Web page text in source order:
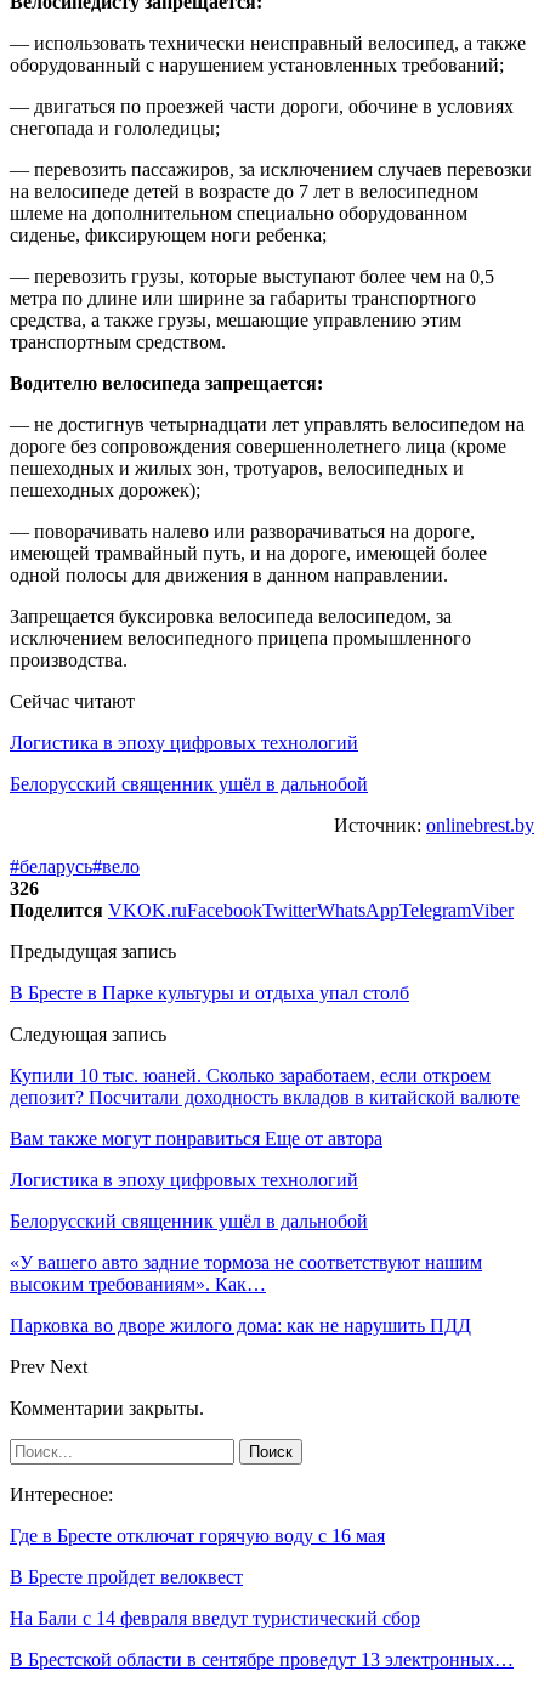
— использовать технически неисправный велосипед, а также
оборудованный с нарушением установленных требований;
— двигаться по проезжей части дороги, обочине в условиях
снегопада и гололедицы;
— перевозить пассажиров, за исключением случаев перевозки
на велосипеде детей в возрасте до 7 лет в велосипедном
шлеме на дополнительном специально оборудованном
сиденье, фиксирующем ноги ребенка;
— перевозить грузы, которые выступают более чем на 0,5
метра по длине или ширине за габариты транспортного
средства, а также грузы, мешающие управлению этим
транспортным средством.
Водителю велосипеда запрещается:
— не достигнув четырнадцати лет управлять велосипедом на
дороге без сопровождения совершеннолетнего лица (кроме
пешеходных и жилых зон, тротуаров, велосипедных и
пешеходных дорожек);
— поворачивать налево или разворачиваться на дороге,
имеющей трамвайный путь, и на дороге, имеющей более
одной полосы для движения в данном направлении.
Запрещается буксировка велосипеда велосипедом, за
исключением велосипедного прицепа промышленного
производства.
Сейчас читают
Логистика в эпоху цифровых технологий
Белорусский священник ушёл в дальнобой
Источник: onlinebrest.by
#беларусь#вело
326
Поделится VKOK.ruFacebookTwitterWhatsAppTelegramViber
Предыдущая запись
В Бресте в Парке культуры и отдыха упал столб
Следующая запись
Купили 10 тыс. юаней. Сколько заработаем, если откроем
депозит? Посчитали доходность вкладов в китайской валюте
Вам также могут понравиться Еще от автора
Логистика в эпоху цифровых технологий
Белорусский священник ушёл в дальнобой
«У вашего авто задние тормоза не соответствуют нашим
высоким требованиям». Как…
Парковка во дворе жилого дома: как не нарушить ПДД
Prev Next
Комментарии закрыты.
Интересное:
Где в Бресте отключат горячую воду с 16 мая
В Бресте пройдет велоквест
На Бали с 14 февраля введут туристический сбор
В Брестской области в сентябре проведут 13 электронных…